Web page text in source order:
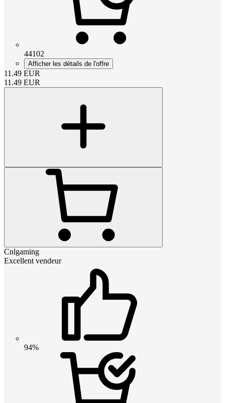
44102
Afficher les détails de l'offre
11.49 EUR
11.49 EUR
Cnlgaming
Excellent vendeur
94%